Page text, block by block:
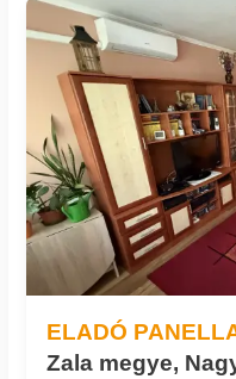
ELADÓ
Zala megye,